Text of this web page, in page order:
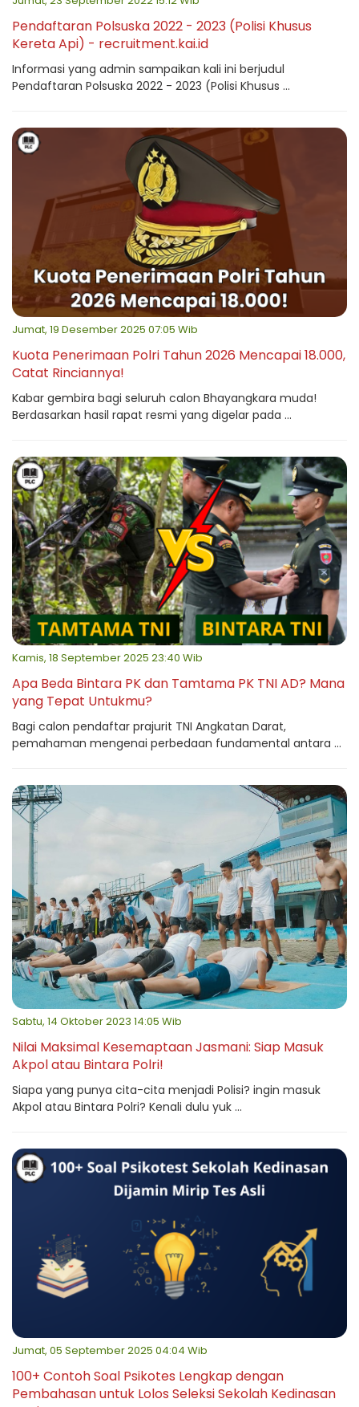
Pendaftaran Polsuska 2022 - 2023 (Polisi Khusus
Kereta Api) - recruitment.kai.id
Informasi yang admin sampaikan kali ini berjudul
Pendaftaran Polsuska 2022 - 2023 (Polisi Khusus ...
Jumat, 19 Desember 2025 07:05 Wib
Kuota Penerimaan Polri Tahun 2026 Mencapai 18.000,
Catat Rinciannya!
Kabar gembira bagi seluruh calon Bhayangkara muda!
Berdasarkan hasil rapat resmi yang digelar pada ...
Kamis, 18 September 2025 23:40 Wib
Apa Beda Bintara PK dan Tamtama PK TNI AD? Mana
yang Tepat Untukmu?
Bagi calon pendaftar prajurit TNI Angkatan Darat,
pemahaman mengenai perbedaan fundamental antara ...
Sabtu, 14 Oktober 2023 14:05 Wib
Nilai Maksimal Kesemaptaan Jasmani: Siap Masuk
Akpol atau Bintara Polri!
Siapa yang punya cita-cita menjadi Polisi? ingin masuk
Akpol atau Bintara Polri? Kenali dulu yuk ...
Jumat, 05 September 2025 04:04 Wib
100+ Contoh Soal Psikotes Lengkap dengan
Pembahasan untuk Lolos Seleksi Sekolah Kedinasan